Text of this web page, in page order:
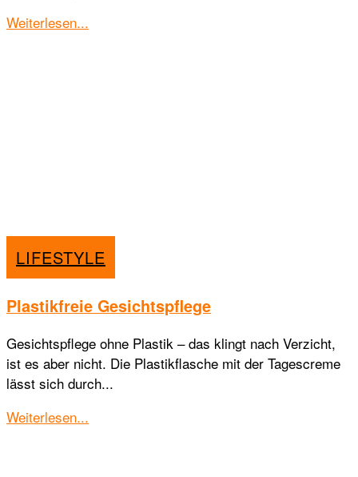
Weiterlesen...
LIFESTYLE
Plastikfreie Gesichtspflege
Gesichtspflege ohne Plastik – das klingt nach Verzicht,
ist es aber nicht. Die Plastikflasche mit der Tagescreme
lässt sich durch...
Weiterlesen...